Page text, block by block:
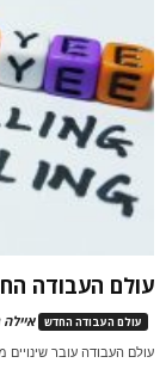
עולם העבודה
עולם העבודה החדש איילה
עולם העבודה עובר